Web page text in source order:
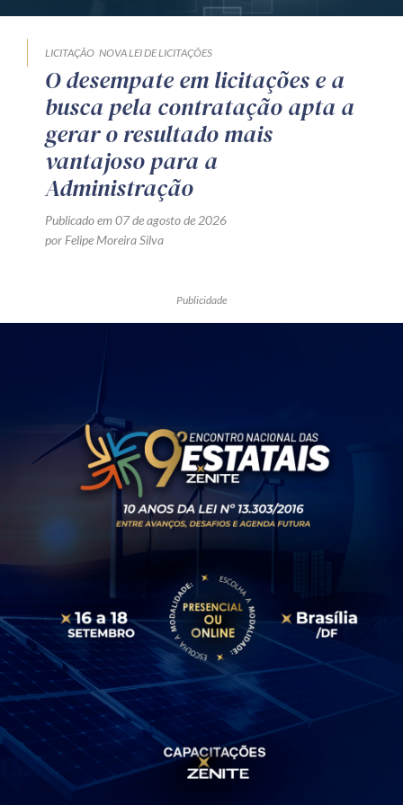
LICITAÇÃO NOVA LEI DE LICITAÇÕES
O desempate em licitações e a
busca pela contratação apta a
gerar o resultado mais
vantajoso para a
Administração
Publicado em 07 de agosto de 2026
por Felipe Moreira Silva
Publicidade